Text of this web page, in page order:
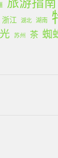
浙江 湖北 湖南
苏州 茶 蜘